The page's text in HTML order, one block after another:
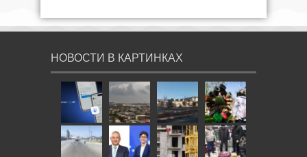
НОВОСТИ В КАРТИНКАХ